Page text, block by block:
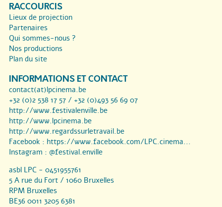
RACCOURCIS
Lieux de projection
Partenaires
Qui sommes-nous ?
Nos productions
Plan du site
INFORMATIONS ET CONTACT
contact(at)lpcinema.be
+32 (0)2 538 17 57 / +32 (0)493 56 69 07
http://www.festivalenville.be
http://www.lpcinema.be
http://www.regardssurletravail.be
Facebook : https://www.facebook.com/LPC.cinema...
Instagram : @festival.enville
asbl LPC - 0451955761
5 A rue du Fort / 1060 Bruxelles
RPM Bruxelles
BE36 0011 3205 6381